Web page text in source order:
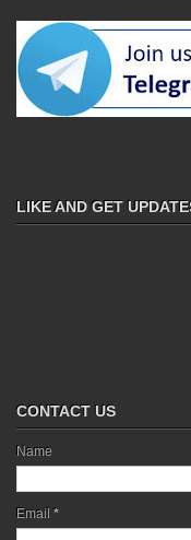
LIKE AND GET
CONTACT US
Name
Email*